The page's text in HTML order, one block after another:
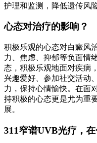
护理和监测，降低遗传风险
心态对治疗的影响？
积极乐观的心态对白癜风
力、焦虑、抑郁等负面情
态，积极乐观地面对疾病
兴趣爱好、参加社交活动
力，保持心情愉快。在面
持积极的心态更是尤为重
展。
311窄谱UVB光疗，